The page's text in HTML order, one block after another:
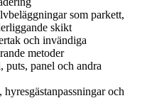
som parkett,
skikt
och invändiga
metoder
puts, panel och andra
och